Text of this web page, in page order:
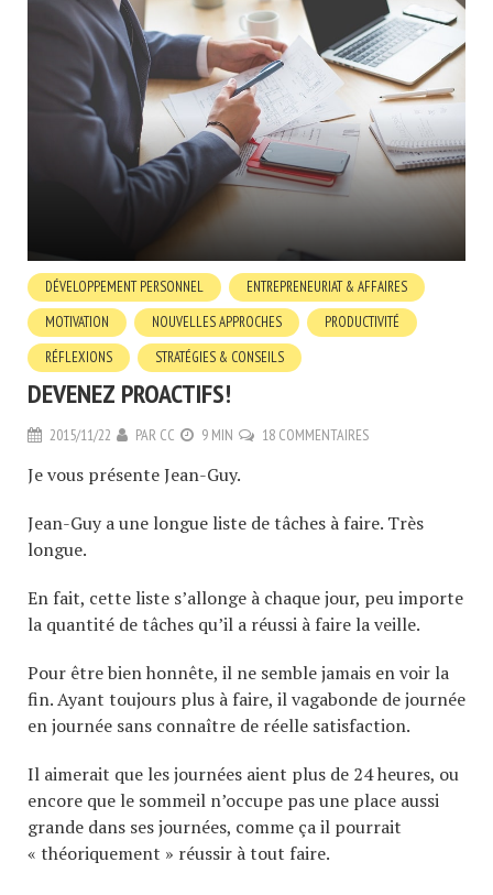
DÉVELOPPEMENT PERSONNEL
ENTREPRENEURIAT & AFFAIRES
MOTIVATION
NOUVELLES APPROCHES
PRODUCTIVITÉ
RÉFLEXIONS
STRATÉGIES & CONSEILS
DEVENEZ PROACTIFS!
2015/11/22 PAR CC 9 MIN 18 COMMENTAIRES
Je vous présente Jean-Guy.
Jean-Guy a une longue liste de tâches à faire. Très
longue.
En fait, cette liste s’allonge à chaque jour, peu importe
la quantité de tâches qu’il a réussi à faire la veille.
Pour être bien honnête, il ne semble jamais en voir la
fin. Ayant toujours plus à faire, il vagabonde de journée
en journée sans connaître de réelle satisfaction.
Il aimerait que les journées aient plus de 24 heures, ou
encore que le sommeil n’occupe pas une place aussi
grande dans ses journées, comme ça il pourrait
« théoriquement » réussir à tout faire.